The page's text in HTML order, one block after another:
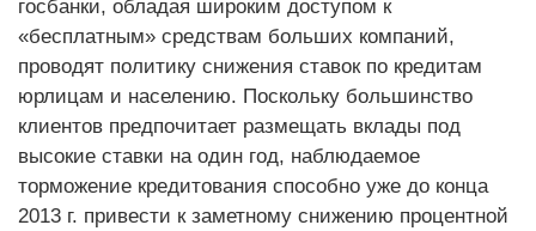
госбанки, обладая широким доступом к
«бесплатным» средствам больших компаний,
проводят политику снижения ставок по кредитам
юрлицам и населению. Поскольку большинство
клиентов предпочитает размещать вклады под
высокие ставки на один год, наблюдаемое
торможение кредитования способно уже до конца
2013 г. привести к заметному снижению процентной